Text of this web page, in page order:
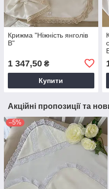
Крижма "Ніжність янголів
В"
1 347,50 ₴
Купити
Акційні пропозиції та
–5%